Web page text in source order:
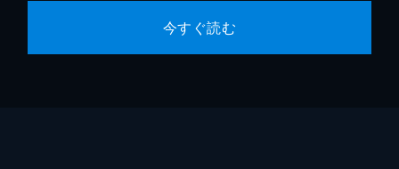
今すぐ読む